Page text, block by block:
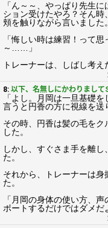
「ん～～、やっぱり先生
ション受けたやろ？そん
頬を触りながら言いました。
「悔しい時は練習！って
～……」
トレーナーは、しばし考え
8: 以下、名無しにかわりまし
「よし。月岡は一旦基礎
言うと円香の方に視線を送
その時、円香は髪の毛をク
した。
しかし、すぐさま手を離
た。
それから、トレーナーは
た。
「月岡の身体の使い方、
ポートするだけではダメだ